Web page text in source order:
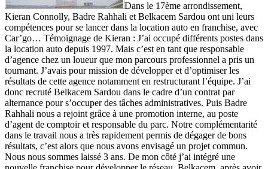
Dans le 17ème arrondissement,
Kieran Connolly, Badre Rahhali et Belkacem Sardou ont uni leurs
compétences pour se lancer dans la location auto en franchise, avec
Car’go… Témoignage de Kieran : J’ai occupé différents postes dans
la location auto depuis 1997. Mais c’est en tant que responsable
d’agence chez un loueur que mon parcours professionnel a pris un
tournant. J’avais pour mission de développer et d’optimiser les
résultats de cette agence notamment en restructurant l’équipe. J’ai
donc recruté Belkacem Sardou dans le cadre d’un contrat par
alternance pour s’occuper des tâches administratives. Puis Badre
Rahhali nous a rejoint grâce à une promotion interne, au poste
d’agent de comptoir et responsable du parc. Notre complémentarité
dans le travail nous a très rapidement permis de dégager de bons
résultats, c’est alors que nous avons envisagé un projet commun.
Nous nous sommes laissé 3 ans. De mon côté j’ai intégré une